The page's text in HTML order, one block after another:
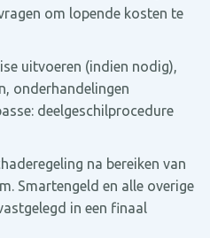
om lopende kosten te
uitvoeren (indien nodig),
onderhandelingen
deelgeschilprocedure
na bereiken van
Smartengeld en alle overige
in een finaal